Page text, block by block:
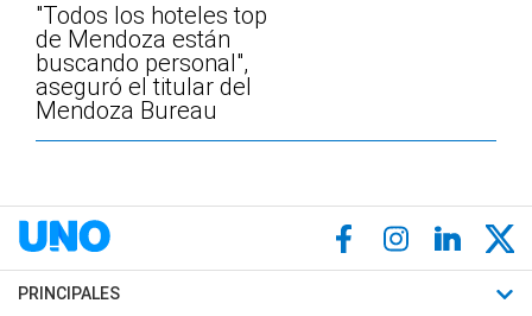
"Todos los hoteles top
de Mendoza están
buscando personal",
aseguró el titular del
Mendoza Bureau
PRINCIPALES